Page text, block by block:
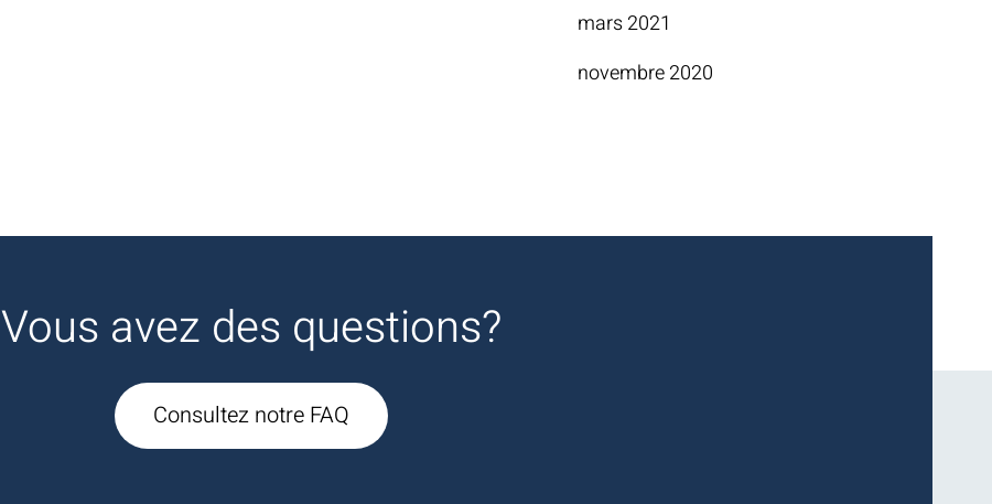
mars 2021
novembre 2020
Vous avez des questions?
Consultez notre FAQ